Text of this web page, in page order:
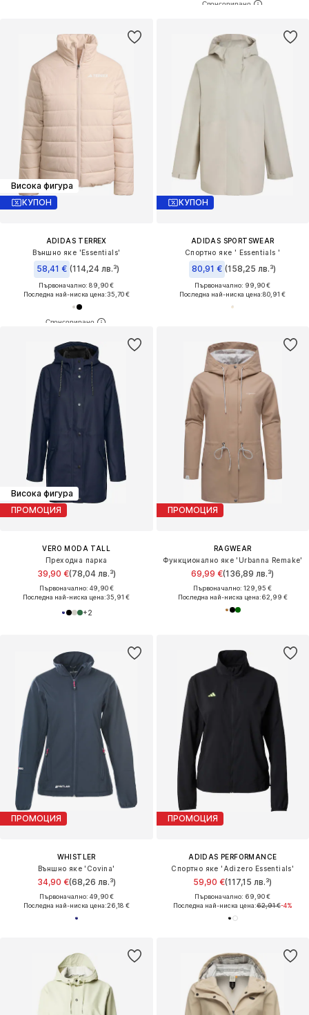
Висока фигура
КУПОН
ADIDAS TERREX
Външно яке 'Essentials'
58,41 € (114,24 лв.³)
Първоначално: 89,90 €
Последна най-ниска цена:35,70 €
КУПОН
ADIDAS SPORTSWEAR
Спортно яке ' Essentials '
80,91 € (158,25 лв.³)
Първоначално: 99,90 €
Последна най-ниска цена:80,91 €
Висока фигура
ПРОМОЦИЯ
VERO MODA TALL
Преходна парка
39,90 €(78,04 лв.³)
Първоначално: 49,90 €
Последна най-ниска цена:35,91 €
+2
ПРОМОЦИЯ
RAGWEAR
Функционално яке 'Urbanna Remake'
69,99 €(136,89 лв.³)
Първоначално: 129,95 €
Последна най-ниска цена:62,99 €
ПРОМОЦИЯ
WHISTLER
Външно яке 'Covina'
34,90 €(68,26 лв.³)
Първоначално: 49,90 €
Последна най-ниска цена:26,18 €
ПРОМОЦИЯ
ADIDAS PERFORMANCE
Спортно яке 'Adizero Essentials'
59,90 €(117,15 лв.³)
Първоначално: 69,90 €
Последна най-ниска цена:62,91 €-4%